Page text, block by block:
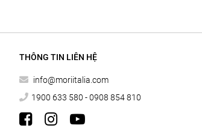
THÔNG TIN LIÊN HỆ
info@moriitalia.com
1900 633 580 - 0908 854 810